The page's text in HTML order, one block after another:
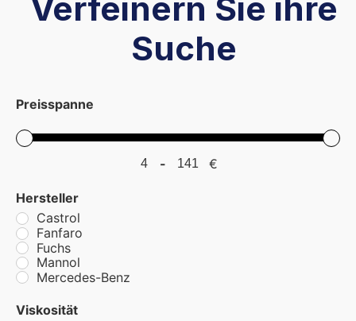
Verfeinern Sie ihre
Suche
Preisspanne
Minimum Price
- Maximum Price
€
Hersteller
Castrol
Fanfaro
Fuchs
Mannol
Mercedes-Benz
Viskosität